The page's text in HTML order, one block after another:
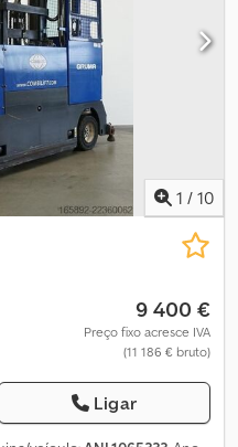
Garfos ajustáveis
de correr -
- Sistema de
circulação, luz de travão e
para trás - Largura da
- Espelho interior - Banco
- Pedal único - Controlo
1 / 10
9 400 €
Preço fixo acresce IVA
(11 186 € bruto)
Ligar